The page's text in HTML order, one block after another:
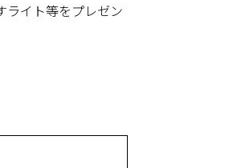
ライト等をプレゼン